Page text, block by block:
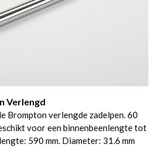
Verlengd
Brompton verlengde zadelpen. 60
voor een binnenbeenlengte tot
590 mm. Diameter: 31.6 mm